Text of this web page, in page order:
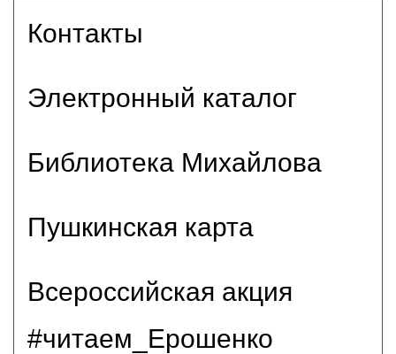
Контакты
Электронный каталог
Библиотека Михайлова
Пушкинская карта
Всероссийская акция
#читаем_Ерошенко